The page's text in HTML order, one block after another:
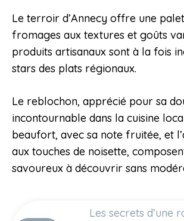
Le terroir d’Annecy offre une
fromages aux textures et goûts
produits artisanaux sont à la fois
stars des plats régionaux.
Le reblochon, apprécié pour sa
incontournable dans la cuisine
beaufort, avec sa note fruitée, et
aux touches de noisette,
savoureux à découvrir sans
Les secrets d’une